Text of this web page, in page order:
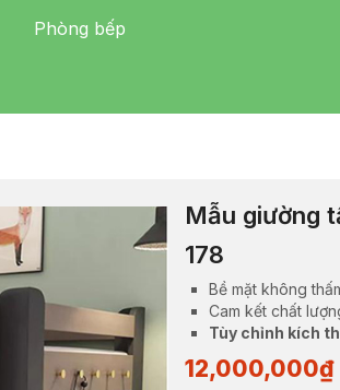
Phòng bếp
Mẫu giường
178
Bề mặt không
Cam kết chất
Tùy chỉnh kích
12,000,000₫